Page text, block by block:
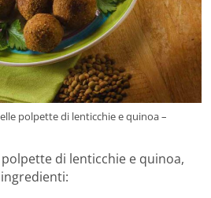
polpette di lenticchie e quinoa –
di lenticchie e quinoa,